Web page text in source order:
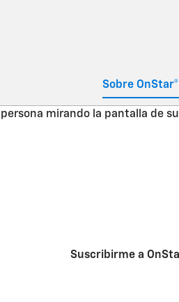
Sobre OnStar®